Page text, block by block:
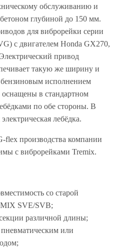
обслуживанию и
глубиной до 150 мм.
для виброрейки серии
с двигателем Honda GX270,
привод
такую же ширину и
бензиновым исполнением
в стандартном
по обе стороны. В
лебёдка.
производства компании
с виброрейками Tremix.
со старой
SVE/SVB;
различной длины;
или